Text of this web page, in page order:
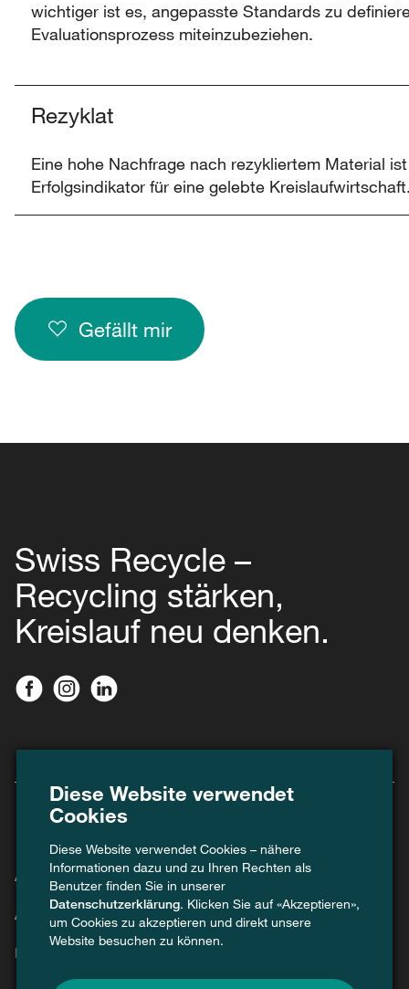
wichtiger ist es, angepasste Standards zu
Evaluationsprozess miteinzubeziehen.
Rezyklat
Eine hohe Nachfrage nach rezykliertem Material
Erfolgsindikator für eine gelebte
Gefällt mir
Swiss Recycle –
Recycling stärken,
Kreislauf neu denken.
Agenda
Aktuell
Kontakt
Diese Website verwendet
Cookies
Diese Website verwendet Cookies – nähere
Informationen dazu und zu Ihren Rechten als
Benutzer finden Sie in unserer
Datenschutzerklärung. Klicken Sie auf «Akzeptieren»,
um Cookies zu akzeptieren und direkt unsere
Website besuchen zu können.